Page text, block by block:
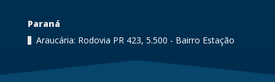
Paraná
Araucária: Rodovia PR 423, 5.500 - Bairro Estação